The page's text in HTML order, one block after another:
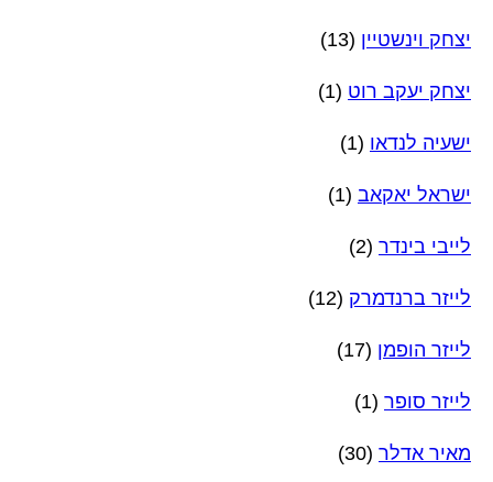
יצחק וינשטיין (13)
יצחק יעקב רוט (1)
ישעיה לנדאו (1)
ישראל יאקאב (1)
לייבי בינדר (2)
לייזר ברנדמרק (12)
לייזר הופמן (17)
לייזר סופר (1)
מאיר אדלר (30)